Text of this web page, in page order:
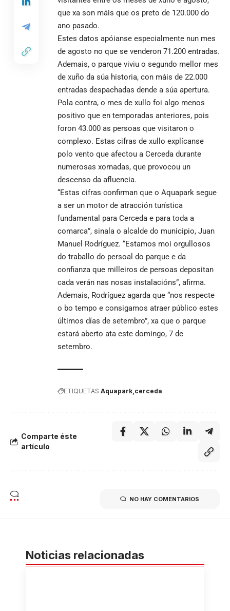
que xa son máis que os preto de 120.000 do
ano pasado.
Estes datos apóianse especialmente nun mes
de agosto no que se venderon 71.200 entradas.
Ademais, o parque viviu o segundo mellor mes
de xuño da súa historia, con máis de 22.000
entradas despachadas dende a súa apertura.
Pola contra, o mes de xullo foi algo menos
positivo que en temporadas anteriores, pois
foron 43.000 as persoas que visitaron o
complexo. Estas cifras de xullo explícanse
polo vento que afectou a Cerceda durante
numerosas xornadas, que provocou un
descenso da afluencia.
“Estas cifras confirman que o Aquapark segue
a ser un motor de atracción turística
fundamental para Cerceda e para toda a
comarca”, sinala o alcalde do municipio, Juan
Manuel Rodríguez. “Estamos moi orgullosos
do traballo do persoal do parque e da
confianza que milleiros de persoas depositan
cada verán nas nosas instalacións”, afirma.
Ademais, Rodríguez agarda que “nos respecte
o bo tempo e consigamos atraer público estes
últimos días de setembro”, xa que o parque
estará aberto ata este domingo, 7 de
setembro.
ETIQUETAS Aquapark cerceda
Comparte éste
artículo
NO HAY COMENTARIOS
Noticias relacionadas